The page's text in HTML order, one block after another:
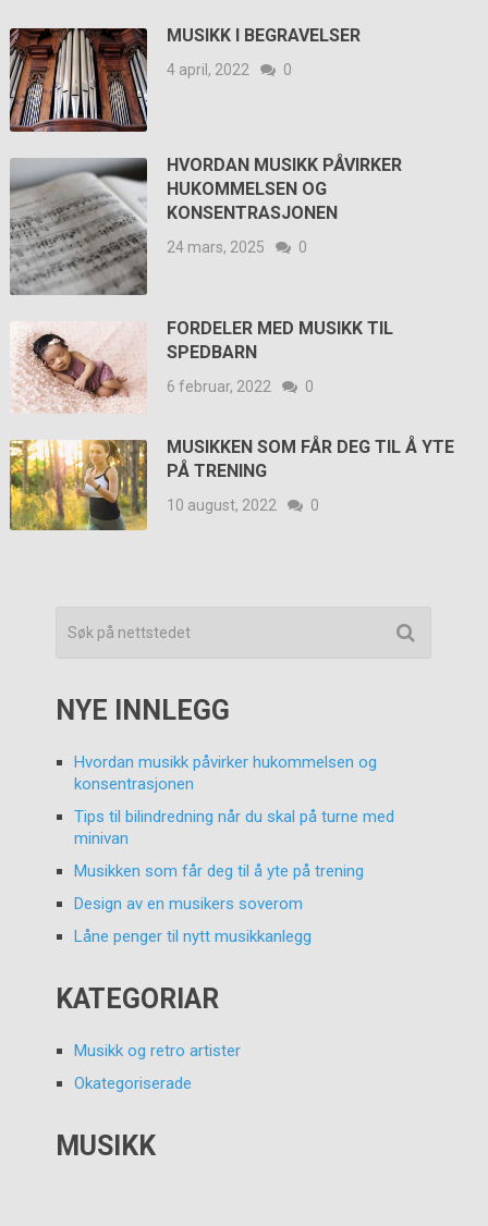
MUSIKK I BEGRAVELSER
4 april, 2022 0
HVORDAN MUSIKK PÅVIRKER
HUKOMMELSEN OG
KONSENTRASJONEN
24 mars, 2025 0
FORDELER MED MUSIKK TIL
SPEDBARN
6 februar, 2022 0
MUSIKKEN SOM FÅR DEG TIL Å YTE
PÅ TRENING
10 august, 2022 0
NYE INNLEGG
Hvordan musikk påvirker hukommelsen og
konsentrasjonen
Tips til bilindredning når du skal på turne med
minivan
Musikken som får deg til å yte på trening
Design av en musikers soverom
Låne penger til nytt musikkanlegg
KATEGORIAR
Musikk og retro artister
Okategoriserade
MUSIKK